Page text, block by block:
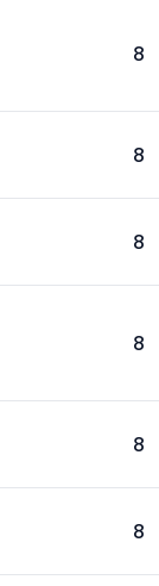
8
8
8
8
8
8